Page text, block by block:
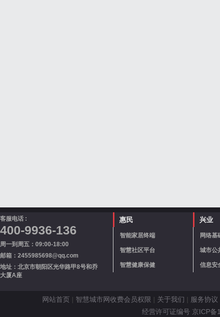
客服电话 :
400-9936-136
周一到周五：09:00-18:00
邮箱：2455985698@qq.com
地址：北京市朝阳区光华路甲8号和乔
大厦A座
惠民
智能家居终端
智慧社区平台
智慧健康保健
兴业
网络基
城市公
信息安
网站首页 | 智慧城市网收费会员权限 | 关于我们 | 服务协议
经营许可证编号 京ICP